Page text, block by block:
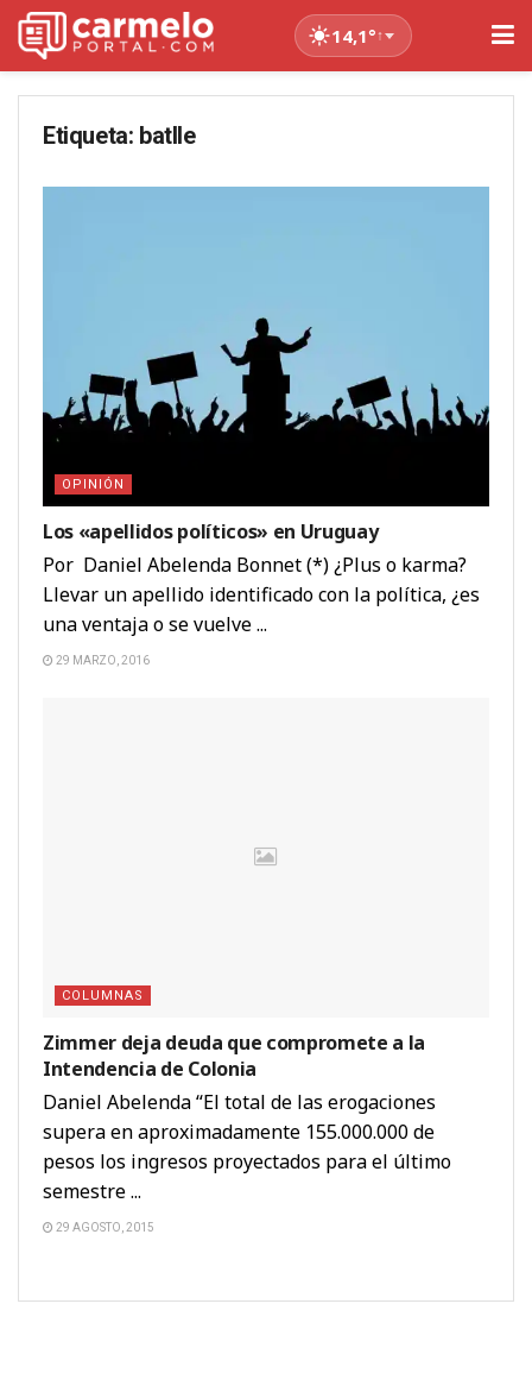
14,1°↑
Etiqueta: batlle
OPINIÓN
Los «apellidos políticos» en Uruguay
Por Daniel Abelenda Bonnet (*) ¿Plus o karma?
Llevar un apellido identificado con la política, ¿es
una ventaja o se vuelve ...
29 MARZO, 2016
COLUMNAS
Zimmer deja deuda que compromete a la
Intendencia de Colonia
Daniel Abelenda “El total de las erogaciones
supera en aproximadamente 155.000.000 de
pesos los ingresos proyectados para el último
semestre ...
29 AGOSTO, 2015